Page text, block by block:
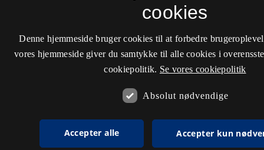
cookies
Denne hjemmeside bruger cookies til at forbedre
vores hjemmeside giver du samtykke til alle cookies i
cookiepolitik. Se vores cookiepolitik
Absolut nødvendige
Accepter alle Accepter kun